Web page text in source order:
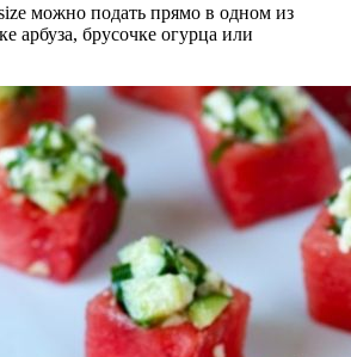
можно подать прямо в одном из
арбуза, брусочке огурца или